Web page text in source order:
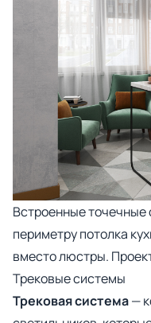
Встроенные
периметру потолка
вместо люстры.
Трековые системы
Трековая система—